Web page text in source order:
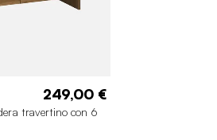
249,00 €
travertino con 6